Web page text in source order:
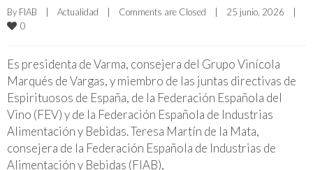
By FIAB Actualidad Comments are Closed 25 junio, 2026
0
Es presidenta de Varma, consejera del Grupo Vinícola
Marqués de Vargas, y miembro de las juntas directivas de
Espirituosos de España, de la Federación Española del
Vino (FEV) y de la Federación Española de Industrias
Alimentación y Bebidas. Teresa Martín de la Mata,
consejera de la Federación Española de Industrias de
Alimentación y Bebidas (FIAB),